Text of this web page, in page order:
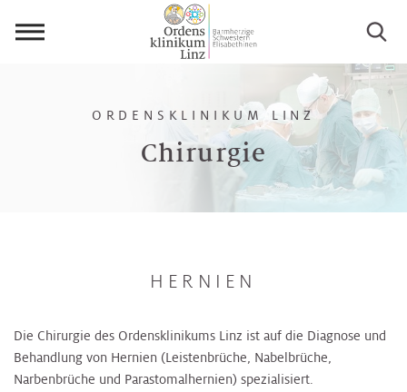
Chirurgie
ORDENSKLINIKUM LINZ
HERNIEN
Die Chirurgie des Ordensklinikums Linz ist auf die Diagnose und
Behandlung von Hernien (Leistenbrüche, Nabelbrüche,
Narbenbrüche und Parastomalhernien) spezialisiert.